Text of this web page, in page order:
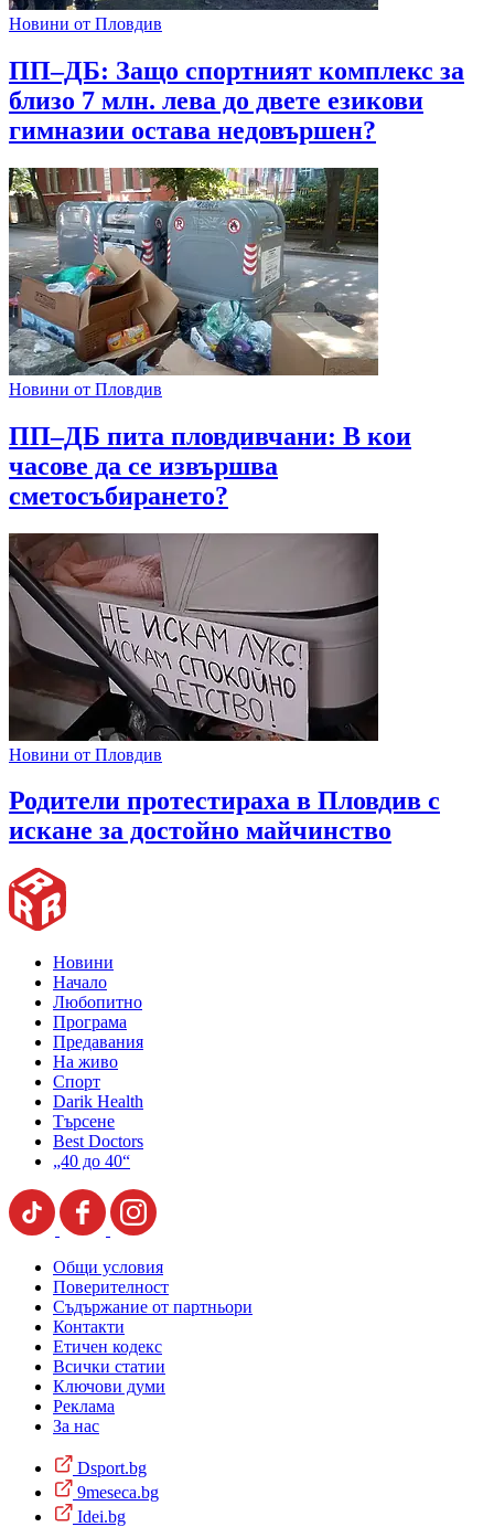
Новини от Пловдив
ПП–ДБ: Защо спортният комплекс за
близо 7 млн. лева до двете езикови
гимназии остава недовършен?
Новини от Пловдив
ПП–ДБ пита пловдивчани: В кои
часове да се извършва
сметосъбирането?
Новини от Пловдив
Родители протестираха в Пловдив с
искане за достойно майчинство
Новини
Начало
Любопитно
Програма
Предавания
На живо
Спорт
Darik Health
Търсене
Best Doctors
„40 до 40“
Общи условия
Поверителност
Съдържание от партньори
Контакти
Етичен кодекс
Всички статии
Ключови думи
Реклама
За нас
Dsport.bg
9meseca.bg
Idei.bg